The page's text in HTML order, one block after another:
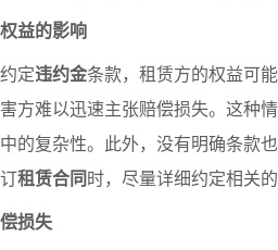
益的影响
定违约金条款，租赁方的权益可
方难以迅速主张赔偿损失。这种
的复杂性。此外，没有明确条款
租赁合同时，尽量详细约定相关
损失